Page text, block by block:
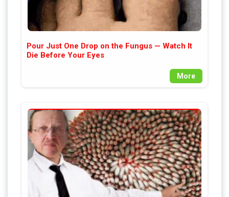
Pour Just One Drop on the Fungus — Watch It
Die Before Your Eyes
More